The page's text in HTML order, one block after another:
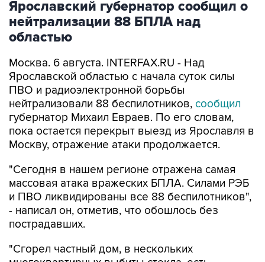
Ярославский губернатор сообщил о
нейтрализации 88 БПЛА над
областью
Москва. 6 августа. INTERFAX.RU - Над
Ярославской областью с начала суток силы
ПВО и радиоэлектронной борьбы
нейтрализовали 88 беспилотников, сообщил
губернатор Михаил Евраев. По его словам,
пока остается перекрыт выезд из Ярославля в
Москву, отражение атаки продолжается.
"Сегодня в нашем регионе отражена самая
массовая атака вражеских БПЛА. Силами РЭБ
и ПВО ликвидированы все 88 беспилотников",
- написал он, отметив, что обошлось без
пострадавших.
"Сгорел частный дом, в нескольких